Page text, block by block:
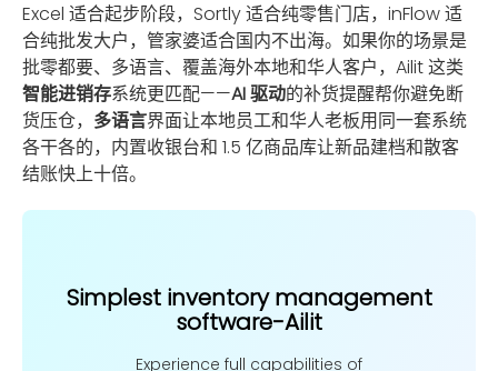
Excel 适合起步阶段，Sortly 适合纯零售门店，inFlow 适
合纯批发大户，管家婆适合国内不出海。如果你的场景是
批零都要、多语言、覆盖海外本地和华人客户，Ailit 这类
智能进销存系统更匹配——AI 驱动的补货提醒帮你避免断
货压仓， 多语言界面让本地员工和华人老板用同一套系统
各干各的，内置收银台和 1.5 亿商品库让新品建档和散客
结账快上十倍。
Simplest inventory management
software-Ailit
Experience full capabilities of